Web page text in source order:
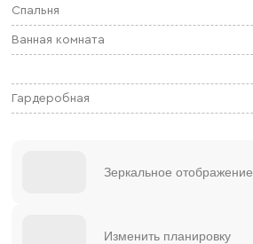
Спальня
Ванная комната
Гардеробная
Зеркальное отображение
Изменить планировку